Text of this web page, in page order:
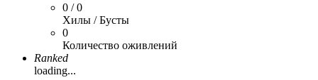
0 / 0
Хилы / Бусты
0
Количество оживлений
Ranked
loading...